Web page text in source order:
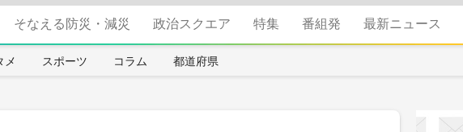
そなえる防災・減災 政治スクエア 特集 番組発 最新ニュース
メ スポーツ コラム 都道府県